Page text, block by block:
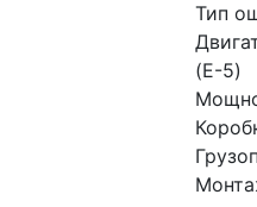
Тип
(Е-5)